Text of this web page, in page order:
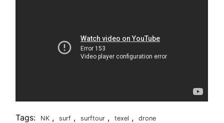
Tags: NK , surf , surftour , texel , drone